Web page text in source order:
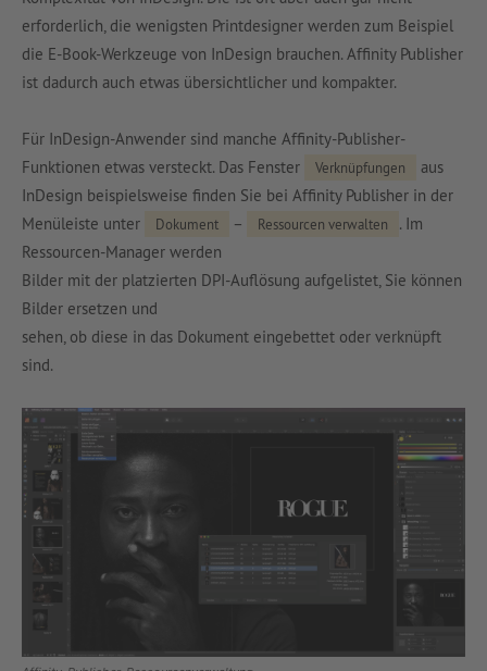
erforderlich, die wenigsten Printdesigner werden zum Beispiel
die E-Book-Werkzeuge von InDesign brauchen. Affinity Publisher
ist dadurch auch etwas übersichtlicher und kompakter.
Für InDesign-Anwender sind manche Affinity-Publisher-
Funktionen etwas versteckt. Das Fenster
Verknüpfungen
aus
InDesign beispielsweise finden Sie bei Affinity Publisher in der
Menüleiste unter
Dokument – Ressourcen verwalten
. Im
Ressourcen-Manager werden
Bilder mit der platzierten DPI-Auflösung aufgelistet, Sie können
Bilder ersetzen und
sehen, ob diese in das Dokument eingebettet oder verknüpft
sind.